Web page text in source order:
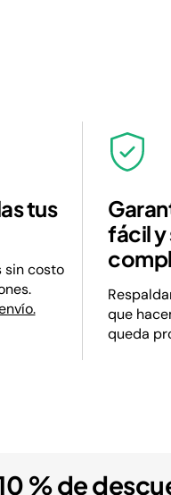
tus
sin costo
fácil y
que
queda
% de